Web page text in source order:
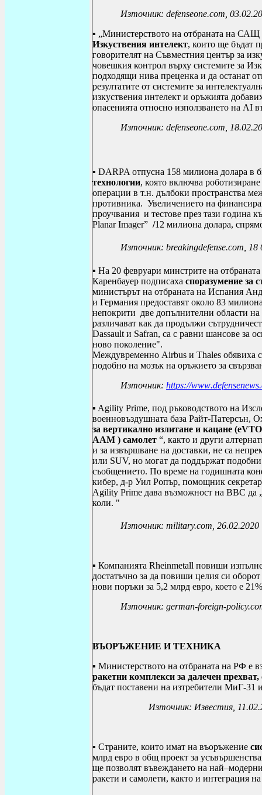
Източник: defenseone.com,
▪ „Министерството на отбраната на САЩ
Изкуствения интелект, които ще бъдат
говорителят на Съвместния център за
човешкия контрол върху системите за
подходящи нива преценка и да останат
резултатите от системите за
изкуствения интелект и оръжията
опасенията относно използването на AI
Източник: defenseone.com,
▪ DARPA отпусна 158 милиона долара в
технологии, която включва роботизиранe
операции в т.н. дълбоки пространства
противника. Увеличението на
проучвания и тестове през тази година
Planar Imager” /12 милиона долара,
Източник: breakingdefense.com, 18
▪ На 20 февруари минстрите на
Каренбауер подписаха споразумение за
министърът на отбраната на Испания
и Германия предоставят около 83
непокрити две допълнителни области
различават как да продължи
Dassault и Safran, са с равни шансове за
ново поколение".
Междувременно Airbus и Thales обявиха
подобно на мозък на оръжието за
Източник: https://www.defensenews.
▪ Agility Prime, под ръководството на
военновъздушната база Райт-Патерсън,
за вертикално излитане и кацане
AAM ) самолет “, както и други
и за извършване на доставки, не са
или SUV, но могат да поддържат
съобщението. По време на годишната
кибер, д-р Уил Ропър, помощник
Agility Prime дава възможност на ВВС да
коли. "
Източник: military.com , 26.02.2020
▪ Компанията Rheinmetall повиши
достатъчно за да повиши целия си
нови поръки за 5,2 млрд евро, което е
Източник: german-foreign-
ВЪОРЪЖЕНИЕ И ТЕХНИКА
▪ Министерството на отбраната на РФ е
ракетни комплекси за далечен
бъдат поставени на изтребители МиГ-
Източник: Известия,
▪ Страните, които имат на въоръжение
млрд евро в общ проект за
ще позволят въвеждането на
ракети и самолети, както и интеграция